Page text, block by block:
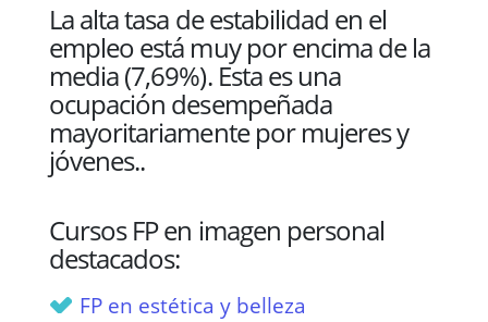
La alta tasa de estabilidad en el
empleo está muy por encima de la
media (7,69%). Esta es una
ocupación desempeñada
mayoritariamente por mujeres y
jóvenes..
Cursos FP en imagen personal
destacados:
FP en estética y belleza